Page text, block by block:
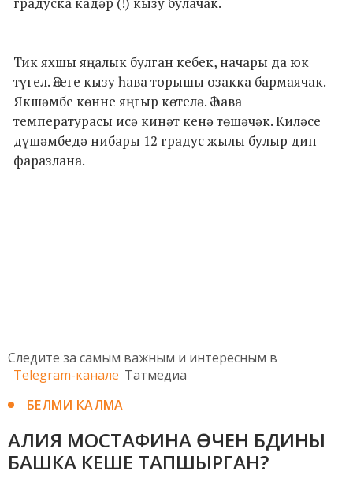
Тик яхшы яңалык булган кебек, начары да юк
түгел. Әлеге кызу һава торышы озакка бармаячак.
Якшәмбе көнне яңгыр көтелә. Ә һава
температурасы исә кинәт кенә төшәчәк. Киләсе
дүшәмбедә нибары 12 градус җылы булыр дип
фаразлана.
Следите за самым важным и интересным в
Telegram-канале Татмедиа
БЕЛМИ КАЛМА
АЛИЯ МОСТАФИНА ӨЧЕН БДИНЫ
БАШКА КЕШЕ ТАПШЫРГАН?